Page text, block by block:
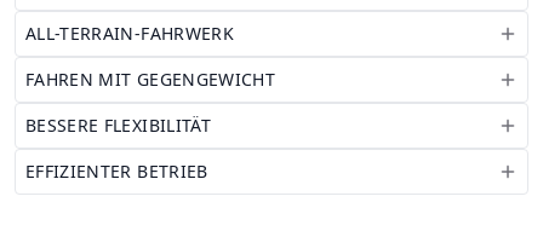
ALL-TERRAIN-FAHRWERK
FAHREN MIT GEGENGEWICHT
BESSERE FLEXIBILITÄT
EFFIZIENTER BETRIEB